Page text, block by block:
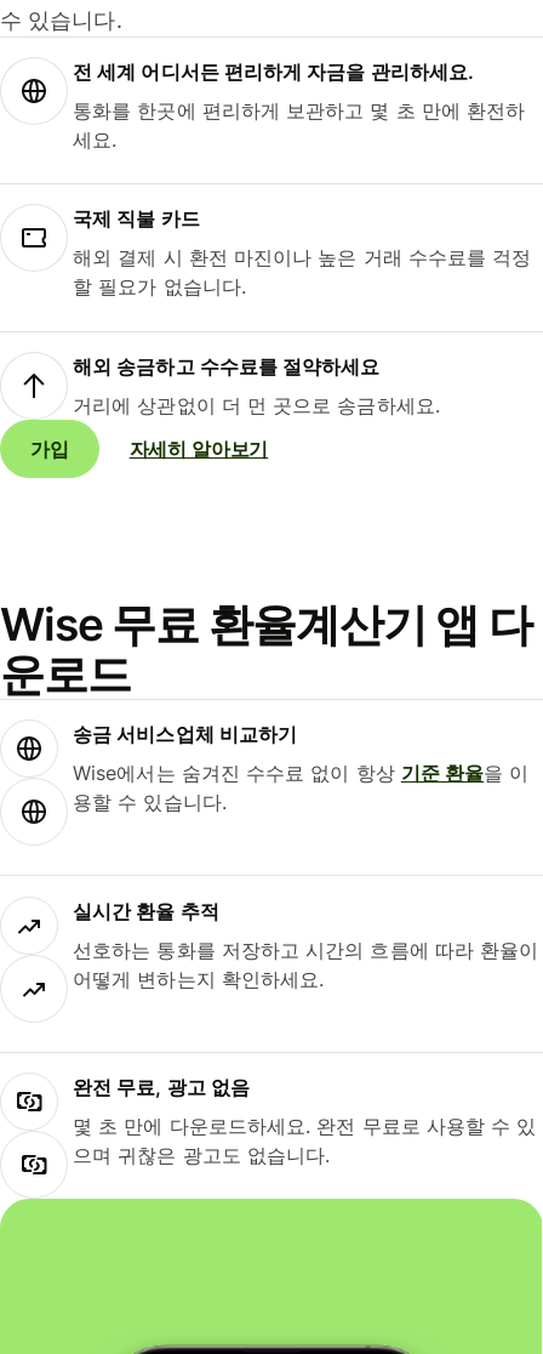
수 있습니다.
전 세계 어디서든 편리하게 자금을 관리하세요.
통화를 한곳에 편리하게 보관하고 몇 초 만에 환전하
세요.
국제 직불 카드
해외 결제 시 환전 마진이나 높은 거래 수수료를 걱정
할 필요가 없습니다.
해외 송금하고 수수료를 절약하세요
거리에 상관없이 더 먼 곳으로 송금하세요.
가입
자세히 알아보기
Wise 무료 환율계산기 앱 다
운로드
송금 서비스업체 비교하기
Wise에서는 숨겨진 수수료 없이 항상 기준 환율을 이
용할 수 있습니다.
실시간 환율 추적
선호하는 통화를 저장하고 시간의 흐름에 따라 환율이
어떻게 변하는지 확인하세요.
완전 무료, 광고 없음
몇 초 만에 다운로드하세요. 완전 무료로 사용할 수 있
으며 귀찮은 광고도 없습니다.